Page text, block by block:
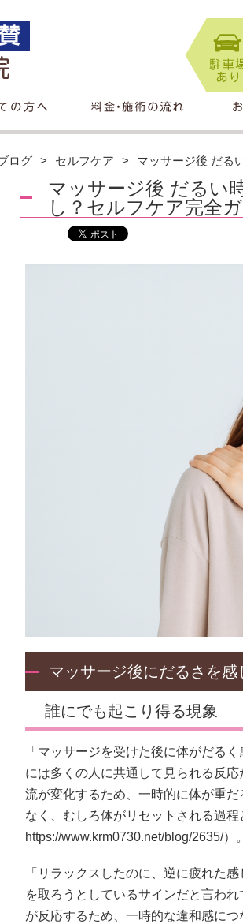
ログ セルフケア マッサージ後 だる
マッサージ後 だるい
し？セルフケア完全
マッサージ後にだるさを感
誰にでも起こり得る現象
「マッサージを受けた後に体がだる
には多くの人に共通して見られる反
流が変化するため、一時的に体が重
なく、むしろ体がリセットされる過
https://www.krm0730.net/blog/2635/）。
「リラックスしたのに、逆に疲れた
を取ろうとしているサインだと言わ
が反応するため、一時的な違和感につ